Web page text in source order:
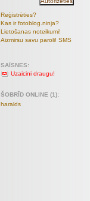
Reģistrēties?
Kas ir fotoblog.ninja?
Lietošanas noteikumi!
Aizmirsu savu paroli! SMS
SAĪSNES:
Uzaicini draugu!
ŠOBRĪD ONLINE (1):
haralds